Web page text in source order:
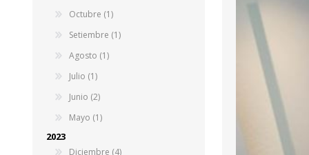
Octubre (1)
Setiembre (1)
Agosto (1)
Julio (1)
Junio (2)
Mayo (1)
2023
Diciembre (4)